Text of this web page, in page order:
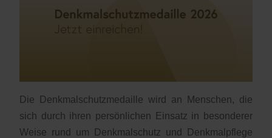
Die Denkmalschutzmedaille wird an Menschen, die
sich durch ihren persönlichen Einsatz in besonderer
Weise rund um Denkmalschutz und Denkmalpflege